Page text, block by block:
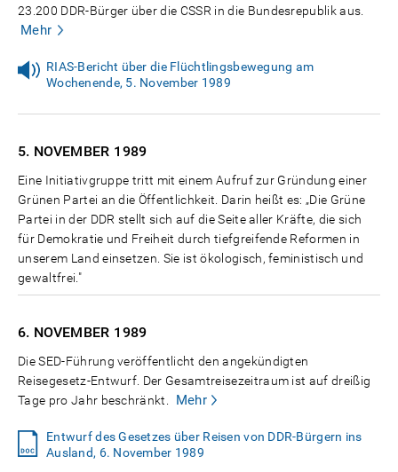
23.200 DDR-Bürger über die CSSR in die Bundesrepublik aus.
Mehr
RIAS-Bericht über die Flüchtlingsbewegung am
Wochenende, 5. November 1989
5. NOVEMBER 1989
Eine Initiativgruppe tritt mit einem Aufruf zur Gründung einer
Grünen Partei an die Öffentlichkeit. Darin heißt es: „Die Grüne
Partei in der DDR stellt sich auf die Seite aller Kräfte, die sich
für Demokratie und Freiheit durch tiefgreifende Reformen in
unserem Land einsetzen. Sie ist ökologisch, feministisch und
gewaltfrei."
6. NOVEMBER 1989
Die SED-Führung veröffentlicht den angekündigten
Reisegesetz-Entwurf. Der Gesamtreisezeitraum ist auf dreißig
Tage pro Jahr beschränkt.
Mehr
Entwurf des Gesetzes über Reisen von DDR-Bürgern ins
Ausland, 6. November 1989